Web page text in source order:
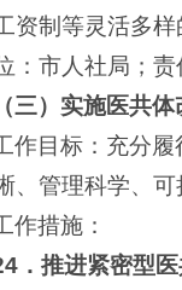
资制等灵活多
：市人社局；
（三）实施医共
作目标：充分
、管理科学、可
作措施：
．推进紧密型